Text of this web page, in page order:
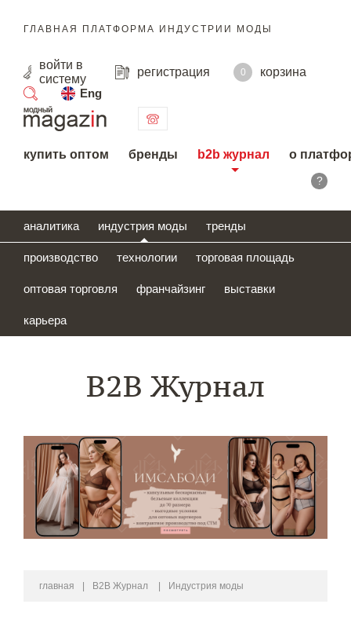
ГЛАВНАЯ ПЛАТФОРМА ИНДУСТРИИ МОДЫ
войти в
систему
регистрация 0
корзина
Eng
поиск
купить оптом бренды b2b журнал о
?
аналитика индустрия моды тренды
производство технологии торговая площадь
оптовая торговля франчайзинг выставки
карьера
B2B Журнал
главная B2B Журнал Индустрия моды